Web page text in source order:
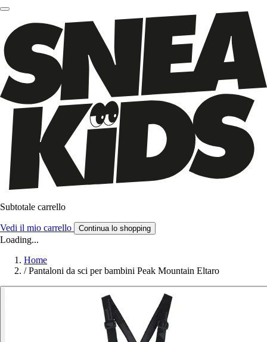
Subtotale carrello
Vedi il mio carrello Continua lo shopping
Loading...
Home
/ Pantaloni da sci per bambini Peak Mountain Eltaro